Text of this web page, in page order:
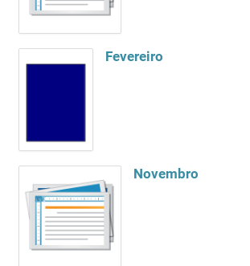
Fevereiro
Novembro